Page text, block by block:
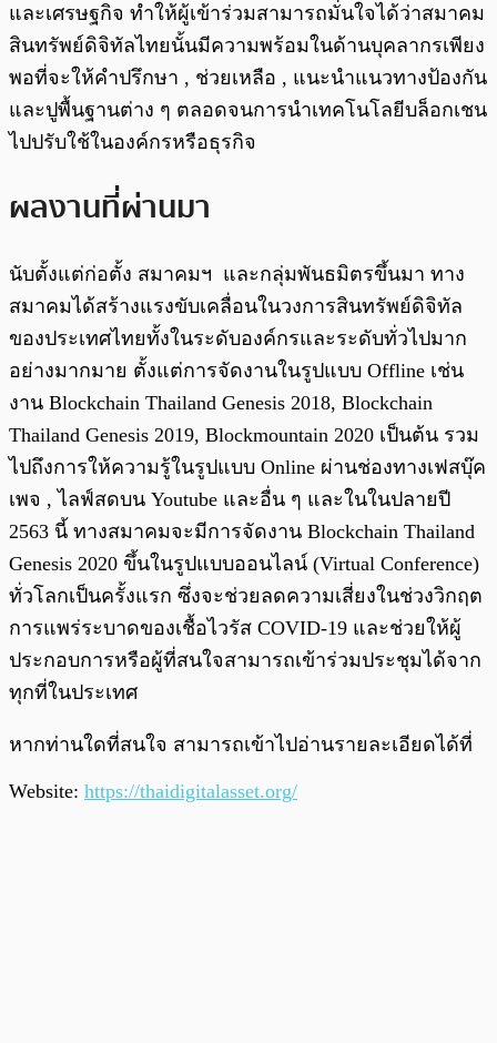
และเศรษฐกิจ ทำให้ผู้เข้าร่วมสามารถมั่นใจได้ว่าสมาคม
สินทรัพย์ดิจิทัลไทยนั้นมีความพร้อมในด้านบุคลากรเพียง
พอที่จะให้คำปรึกษา , ช่วยเหลือ , แนะนำแนวทางป้องกัน
และปูพื้นฐานต่าง ๆ ตลอดจนการนำเทคโนโลยีบล็อกเชน
ไปปรับใช้ในองค์กรหรือธุรกิจ
ผลงานที่ผ่านมา
นับตั้งแต่ก่อตั้ง สมาคมฯ และกลุ่มพันธมิตรขึ้นมา ทาง
สมาคมได้สร้างแรงขับเคลื่อนในวงการสินทรัพย์ดิจิทัล
ของประเทศไทยทั้งในระดับองค์กรและระดับทั่วไปมาก
อย่างมากมาย ตั้งแต่การจัดงานในรูปแบบ Offline เช่น
งาน Blockchain Thailand Genesis 2018, Blockchain
Thailand Genesis 2019, Blockmountain 2020 เป็นต้น รวม
ไปถึงการให้ความรู้ในรูปแบบ Online ผ่านช่องทางเฟสบุ๊ค
เพจ , ไลฟ์สดบน Youtube และอื่น ๆ และในในปลายปี
2563 นี้ ทางสมาคมจะมีการจัดงาน Blockchain Thailand
Genesis 2020 ขึ้นในรูปแบบออนไลน์ (Virtual Conference)
ทั่วโลกเป็นครั้งแรก ซึ่งจะช่วยลดความเสี่ยงในช่วงวิกฤต
การแพร่ระบาดของเชื้อไวรัส COVID-19 และช่วยให้ผู้
ประกอบการหรือผู้ที่สนใจสามารถเข้าร่วมประชุมได้จาก
ทุกที่ในประเทศ
หากท่านใดที่สนใจ สามารถเข้าไปอ่านรายละเอียดได้ที่
Website: https://thaidigitalasset.org/